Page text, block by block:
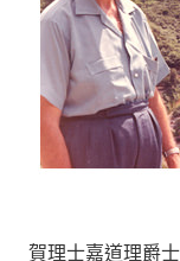
賀理士嘉道理爵